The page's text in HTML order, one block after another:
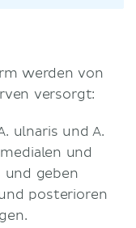
werden von
versorgt:
ulnaris und A.
und
und geben
posterioren